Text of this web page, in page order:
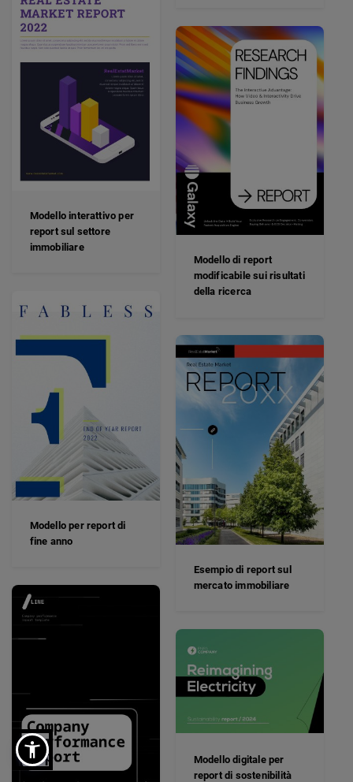
Modello interattivo per
report sul settore
immobiliare
Modello di report
modificabile sui risultati
della ricerca
Modello per report di
fine anno
Esempio di report sul
mercato immobiliare
Modello digitale per
report di sostenibilità